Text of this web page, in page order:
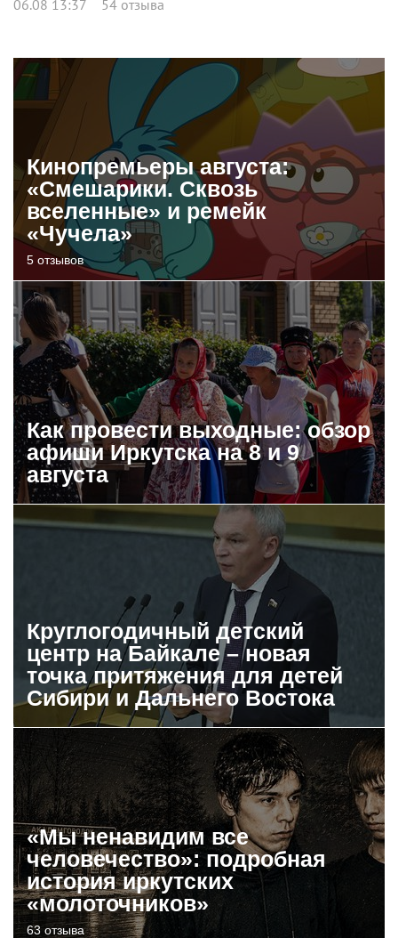
06.08 13:37 54 отзыва
Кинопремьеры августа:
«Смешарики. Сквозь
вселенные» и ремейк
«Чучела»
5 отзывов
Как провести выходные: обзор
афиши Иркутска на 8 и 9
августа
Круглогодичный детский
центр на Байкале – новая
точка притяжения для детей
Сибири и Дальнего Востока
«Мы ненавидим все
человечество»: подробная
история иркутских
«молоточников»
63 отзыва